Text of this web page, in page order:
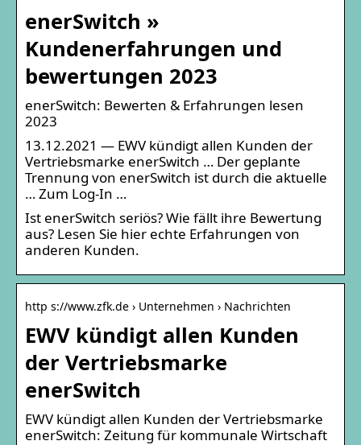
enerSwitch »
Kundenerfahrungen und
bewertungen 2023
enerSwitch: Bewerten & Erfahrungen lesen
2023
13.12.2021 — EWV kündigt allen Kunden der
Vertriebsmarke enerSwitch … Der geplante
Trennung von enerSwitch ist durch die aktuelle
… Zum Log-In …
Ist enerSwitch seriös? Wie fällt ihre Bewertung
aus? Lesen Sie hier echte Erfahrungen von
anderen Kunden.
http s://www.zfk.de › Unternehmen › Nachrichten
EWV kündigt allen Kunden
der Vertriebsmarke
enerSwitch
EWV kündigt allen Kunden der Vertriebsmarke
enerSwitch: Zeitung für kommunale Wirtschaft